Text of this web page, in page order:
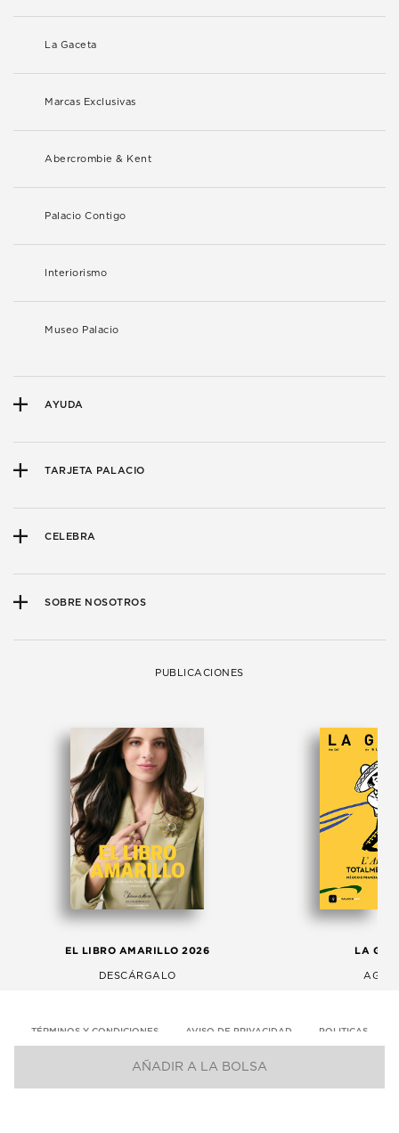
AÑADIR A LA BOLSA
La Gaceta
Marcas Exclusivas
Abercrombie & Kent
Palacio Contigo
Interiorismo
Museo Palacio
AYUDA
TARJETA PALACIO
CELEBRA
SOBRE NOSOTROS
PUBLICACIONES
EL LIBRO AMARILLO 2026
DESCÁRGALO
LA
TÉRMINOS Y CONDICIONES AVISO DE PRIVACIDAD POLITICAS